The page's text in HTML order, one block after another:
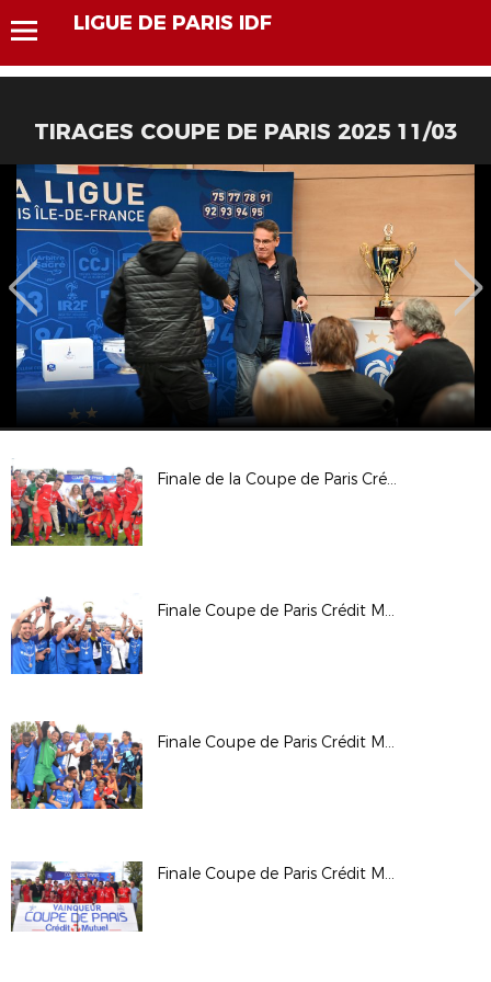
LIGUE DE PARIS IDF
TIRAGES COUPE DE PARIS 2025 11/03
Finale de la Coupe de Paris Crédit Mutuel IDF CDM
Finale Coupe de Paris Crédit Mutuel IDF Foot Entreprise Samedi Après-Midi
Finale Coupe de Paris Crédit Mutuel IDF Anciens
Finale Coupe de Paris Crédit Mutuel IDF Critérium Samedi Après-Midi